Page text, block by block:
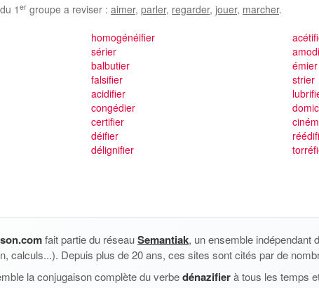
1 er groupe a reviser : aimer, parler, regarder, jouer, marcher.
homogénéifier
sérier
balbutier
falsifier
acidifier
congédier
certifier
déifier
délignifier
émier
strier
fait partie du réseauSemantiak, un ensemble indépendant
calculs...). Depuis plus de 20 ans, ces sites sont cités par de
la conjugaison complète du verbedénazifierà tous les temps